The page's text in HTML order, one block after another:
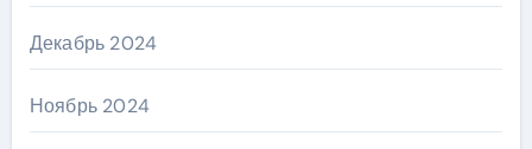
Декабрь 2024
Ноябрь 2024